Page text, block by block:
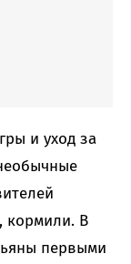
и уход за
кормили. В
первыми